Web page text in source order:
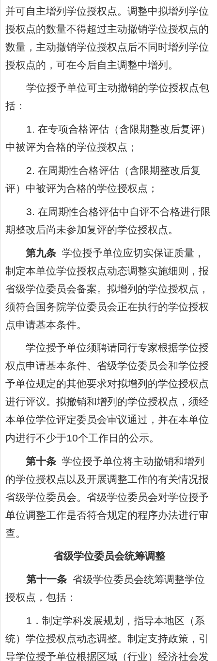
并可自主增列学位授权点。调整中拟增列学位
授权点的数量不得超过主动撤销学位授权点的
数量，主动撤销学位授权点后不同时增列学位
授权点的，可在今后自主调整中增列。
学位授予单位可主动撤销的学位授权点包
括：
1. 在专项合格评估（含限期整改后复评）
中被评为合格的学位授权点；
2. 在周期性合格评估（含限期整改后复
评）中被评为合格的学位授权点；
3. 在周期性合格评估中自评不合格进行限
期整改后尚未参加复评的学位授权点。
第九条 学位授予单位应切实保证质量，
制定本单位学位授权点动态调整实施细则，报
省级学位委员会备案。拟增列的学位授权点，
须符合国务院学位委员会正在执行的学位授权
点申请基本条件。
学位授予单位须聘请同行专家根据学位授
权点申请基本条件、省级学位委员会和学位授
予单位规定的其他要求对拟增列的学位授权点
进行评议。拟撤销和增列的学位授权点，须经
本单位学位评定委员会审议通过，并在本单位
内进行不少于10个工作日的公示。
第十条 学位授予单位将主动撤销和增列
的学位授权点以及开展调整工作的有关情况报
省级学位委员会。省级学位委员会对学位授予
单位调整工作是否符合规定的程序办法进行审
查。
省级学位委员会统筹调整
第十一条 省级学位委员会统筹调整学位
授权点，包括：
1 ．制定学科发展规划，指导本地区（系
统）学位授权点动态调整。制定支持政策，引
导学位授予单位根据区域（行业）经济社会发